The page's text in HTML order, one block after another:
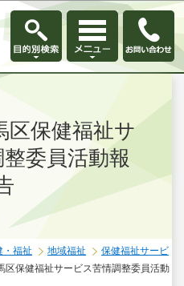
本文へ移動
区保健福祉サ
委員活動報
・福祉 地域福祉
保健福祉サービ
区保健福祉サービス苦情調整委員活動